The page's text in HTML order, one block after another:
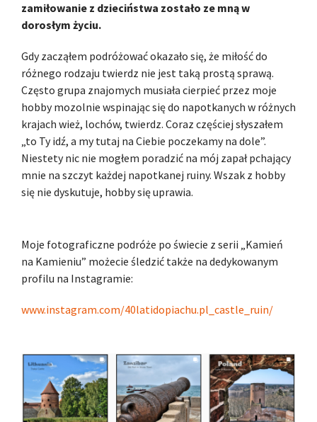
zamiłowanie z dzieciństwa zostało ze mną w
dorosłym życiu.
Gdy zacząłem podróżować okazało się, że miłość do
różnego rodzaju twierdz nie jest taką prostą sprawą.
Często grupa znajomych musiała cierpieć przez moje
hobby mozolnie wspinając się do napotkanych w różnych
krajach wież, lochów, twierdz. Coraz częściej słyszałem
„to Ty idź, a my tutaj na Ciebie poczekamy na dole”.
Niestety nic nie mogłem poradzić na mój zapał pchający
mnie na szczyt każdej napotkanej ruiny. Wszak z hobby
się nie dyskutuje, hobby się uprawia.
Moje fotograficzne podróże po świecie z serii „Kamień
na Kamieniu” możecie śledzić także na dedykowanym
profilu na Instagramie:
www.instagram.com/40latidopiachu.pl_castle_ruin/